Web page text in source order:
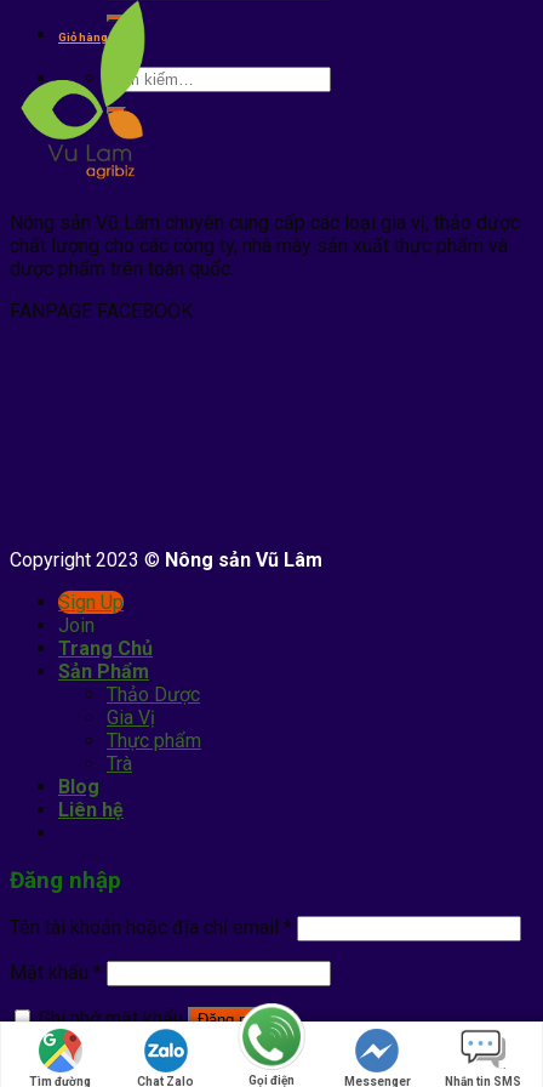
kiếm:
Giỏ hàng /
Tìm
kiếm:
Nông sản Vũ Lâm chuyên cung cấp các loại gia vị, thảo dược
chất lượng cho các công ty, nhà mày sản xuất thực phẩm và
dược phẩm trên toàn quốc.
FANPAGE FACEBOOK
Copyright 2023 © Nông sản Vũ Lâm
Sign Up
Join
Trang Chủ
Sản Phẩm
Thảo Dược
Gia Vị
Thực phẩm
Trà
Blog
Liên hệ
Tìm đường Chat Zalo Gọi điện Messenger Nhắn tin SMS
Đăng nhập
Tên tài khoản hoặc địa chỉ email *
Mật khẩu *
Ghi nhớ mật khẩu
Đăng nhập
Quên mật khẩu?